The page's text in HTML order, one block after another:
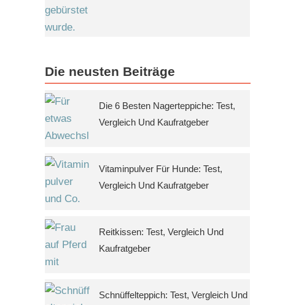
Die neusten Beiträge
Die 6 Besten Nagerteppiche: Test,
Vergleich Und Kaufratgeber
Vitaminpulver Für Hunde: Test,
Vergleich Und Kaufratgeber
Reitkissen: Test, Vergleich Und
Kaufratgeber
Schnüffelteppich: Test, Vergleich Und